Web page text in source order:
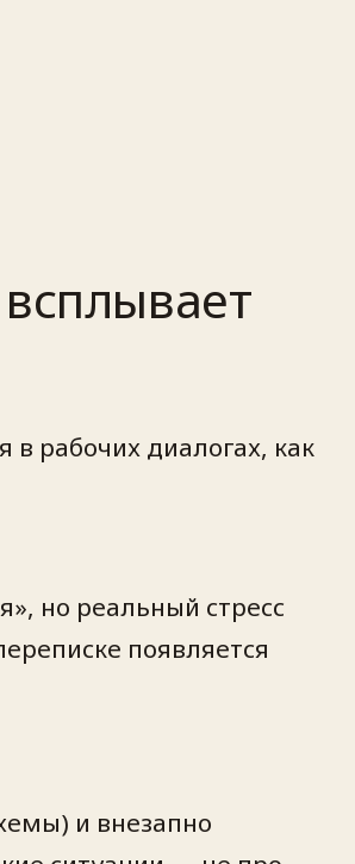
в рабочих диалогах, как
но реальный стресс
появляется
и внезапно